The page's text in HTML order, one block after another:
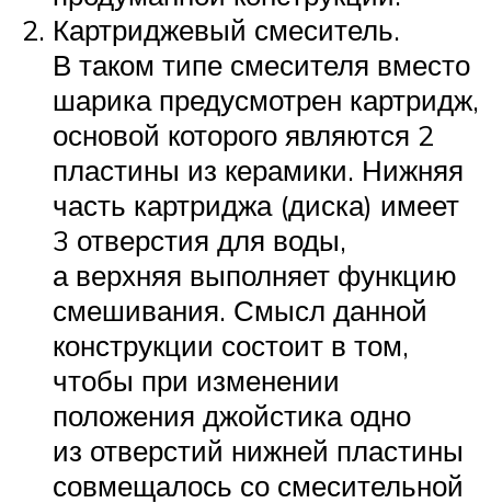
Картриджевый смеситель.
В таком типе смесителя вместо
шарика предусмотрен картридж,
основой которого являются 2
пластины из керамики. Нижняя
часть картриджа (диска) имеет
3 отверстия для воды,
а верхняя выполняет функцию
смешивания. Смысл данной
конструкции состоит в том,
чтобы при изменении
положения джойстика одно
из отверстий нижней пластины
совмещалось со смесительной